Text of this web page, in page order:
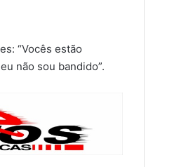
“Vocês estão
não sou bandido”.